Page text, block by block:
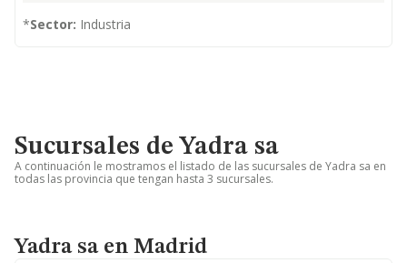
*Sector: Industria
Sucursales de Yadra sa
A continuación le mostramos el listado de las sucursales de Yadra sa en
todas las provincia que tengan hasta 3 sucursales.
Yadra sa en Madrid